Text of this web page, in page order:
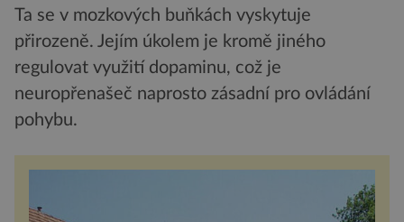
Ta se v mozkových buňkách vyskytuje
přirozeně. Jejím úkolem je kromě jiného
regulovat využití dopaminu, což je
neuropřenašeč naprosto zásadní pro ovládání
pohybu.